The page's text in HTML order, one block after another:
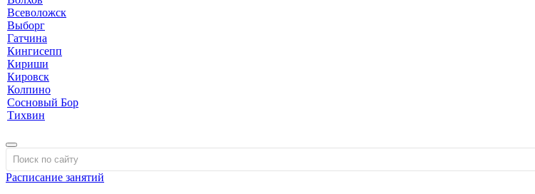
Всеволожск
Выборг
Гатчина
Кингисепп
Кириши
Кировск
Колпино
Сосновый Бор
Тихвин
Расписание занятий